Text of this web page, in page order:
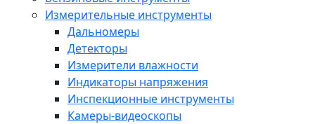
Измерительные инструменты
Дальномеры
Детекторы
Измерители влажности
Индикаторы напряжения
Инспекционные инструменты
Камеры-видеоскопы